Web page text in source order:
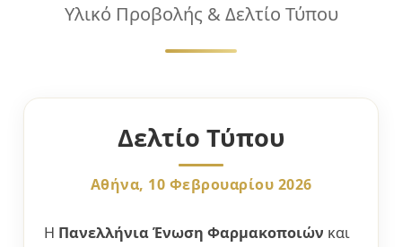
Υλικό Προβολής & Δελτίο Τύπου
Δελτίο Τύπου
Αθήνα, 10 Φεβρουαρίου 2026
Η Πανελλήνια Ένωση Φαρμακοποιών και